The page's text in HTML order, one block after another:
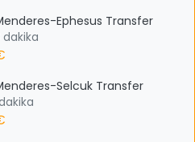
Ephesus Transfer
Selcuk Transfer